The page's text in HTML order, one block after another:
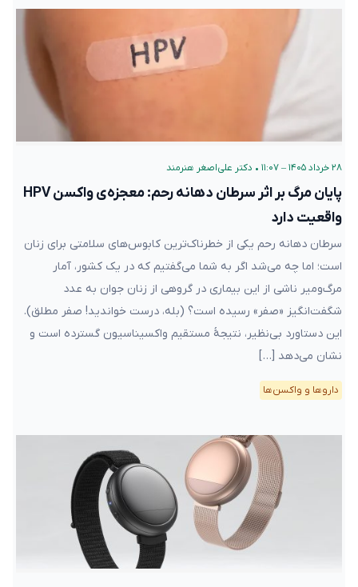
۲۸ خرداد ۱۴۰۵ – ۱۱:۰۷ • دکتر علی‌اصغر هنرمند
پایان مرگ بر اثر سرطان دهانه رحم: معجزه‌ی واکسن HPV
واقعیت دارد
سرطان دهانه رحم یکی از خطرناک‌ترین کابوس‌های سلامتی برای زنان
است؛ اما چه می‌شد اگر به شما می‌گفتیم که در یک کشور، آمار
مرگ‌ومیر ناشی از این بیماری در گروهی از زنان جوان به عدد
شگفت‌انگیز «صفر» رسیده است؟ (بله، درست خواندید! صفر مطلق).
این دستاورد بی‌نظیر، نتیجهٔ مستقیم واکسیناسیون گسترده است و
نشان می‌دهد […]
دارو‌ها و واکسن‌ها